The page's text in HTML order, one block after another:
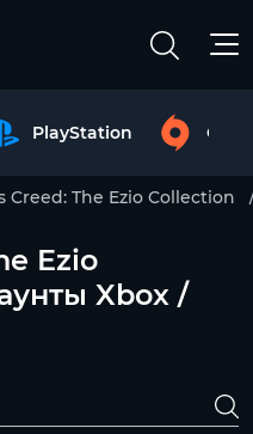
PlayStation
Creed: The Ezio Collection
Ezio
Xbox /